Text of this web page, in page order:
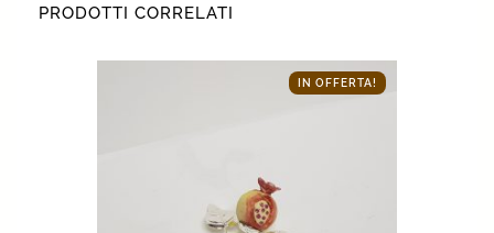
PRODOTTI CORRELATI
IN OFFERTA!